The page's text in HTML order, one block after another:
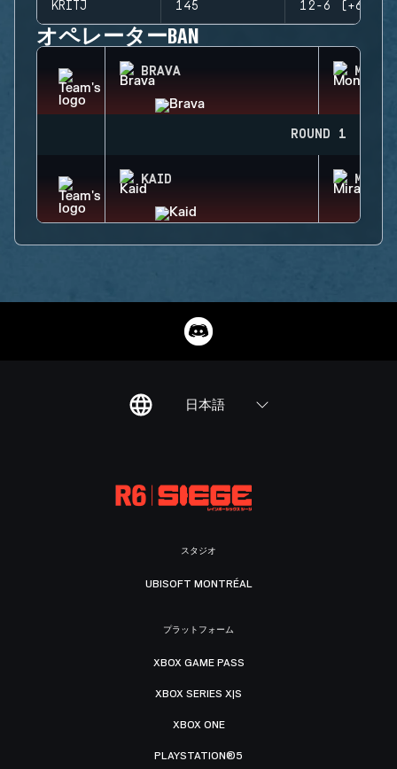
KRITJ 145 12-6 (+6)
オペレーターBAN
BRAVA
ROUND 1
KAID MIRA
日本語
スタジオ
UBISOFT MONTRÉAL
プラットフォーム
XBOX GAME PASS
XBOX SERIES X|S
XBOX ONE
PLAYSTATION®5